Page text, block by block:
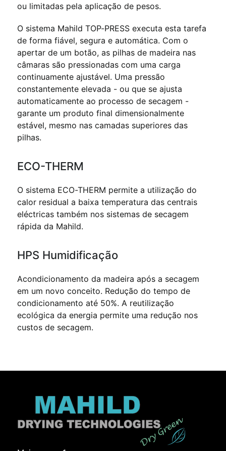
ou limitadas pela aplicação de pesos.
O sistema Mahild TOP-PRESS executa esta tarefa
de forma fiável, segura e automática. Com o
apertar de um botão, as pilhas de madeira nas
câmaras são pressionadas com uma carga
continuamente ajustável. Uma pressão
constantemente elevada - ou que se ajusta
automaticamente ao processo de secagem -
garante um produto final dimensionalmente
estável, mesmo nas camadas superiores das
pilhas.
ECO-THERM
O sistema ECO-THERM permite a utilização do
calor residual a baixa temperatura das centrais
eléctricas também nos sistemas de secagem
rápida da Mahild.
HPS Humidificação
Acondicionamento da madeira após a secagem
em um novo conceito. Redução do tempo de
condicionamento até 50%. A reutilização
ecológica da energia permite uma redução nos
custos de secagem.